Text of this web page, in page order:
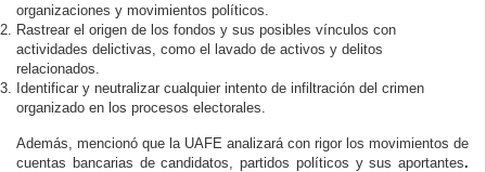
organizaciones y movimientos políticos.
Rastrear el origen de los fondos y sus posibles vínculos con
actividades delictivas, como el lavado de activos y delitos
relacionados.
Identificar y neutralizar cualquier intento de infiltración del crimen
organizado en los procesos electorales.
Además, mencionó que la UAFE analizará con rigor los movimientos de
cuentas bancarias de candidatos, partidos políticos y sus aportantes.